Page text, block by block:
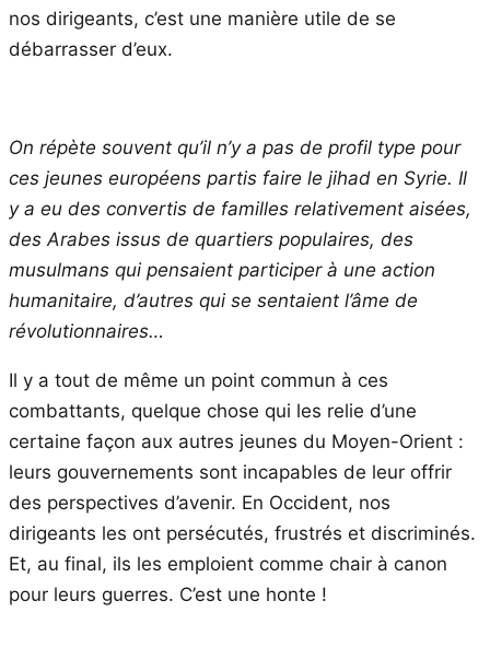
nos dirigeants, c’est une manière utile de se
débarrasser d’eux.
On répète souvent qu’il n’y a pas de profil type pour
ces jeunes européens partis faire le jihad en Syrie. Il
y a eu des convertis de familles relativement aisées,
des Arabes issus de quartiers populaires, des
musulmans qui pensaient participer à une action
humanitaire, d’autres qui se sentaient l’âme de
révolutionnaires…
Il y a tout de même un point commun à ces
combattants, quelque chose qui les relie d’une
certaine façon aux autres jeunes du Moyen-Orient :
leurs gouvernements sont incapables de leur offrir
des perspectives d’avenir. En Occident, nos
dirigeants les ont persécutés, frustrés et discriminés.
Et, au final, ils les emploient comme chair à canon
pour leurs guerres. C’est une honte !